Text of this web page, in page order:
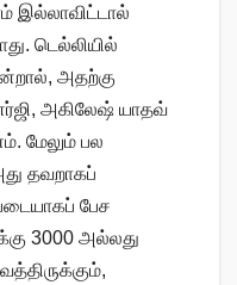
இல்லாவிட்டால்
டெல்லியில்
அதற்கு
அகிலேஷ் யாதவ்
மேலும் பல
தவறாகப்
பேச
3000 அல்லது